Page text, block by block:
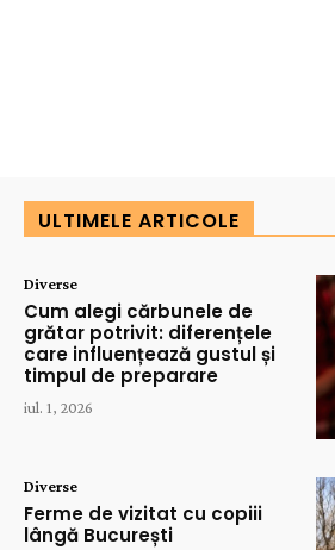
ULTIMELE ARTICOLE
Diverse
Cum alegi cărbunele de
grătar potrivit: diferențele
care influențează gustul și
timpul de preparare
iul. 1, 2026
Diverse
Ferme de vizitat cu copiii
lângă București